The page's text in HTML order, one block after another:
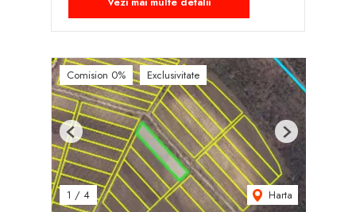
Comision 0% Exclusivitate
1 / 4 Harta
Previous Next